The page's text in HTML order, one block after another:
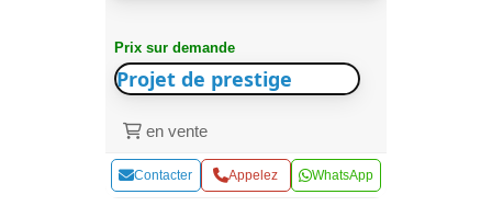
Prix sur demande
Projet de prestige
en vente
Contacter Appelez WhatsApp